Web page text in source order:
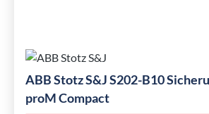
ABB Stotz S&J S202-B10
proM Compact